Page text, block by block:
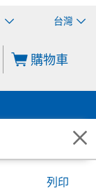
台灣
購物車
列印